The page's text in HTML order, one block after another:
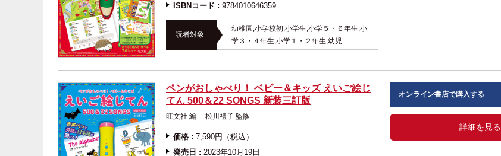
ISBNコード : 9784010646359
読者対象
幼稚園,小学校初,小学生,小学５・６年生,小
学３・４年生,小学１・２年生,幼児
ペンがおしゃべり！ ベビー＆キッズ えいご絵じ
てん 500＆22 SONGS 新装三訂版
旺文社 編 松川禮子 監修
価格 : 7,590円（税込）
発売日 : 2023年10月19日
オンライン書店で購入する
詳細を見る